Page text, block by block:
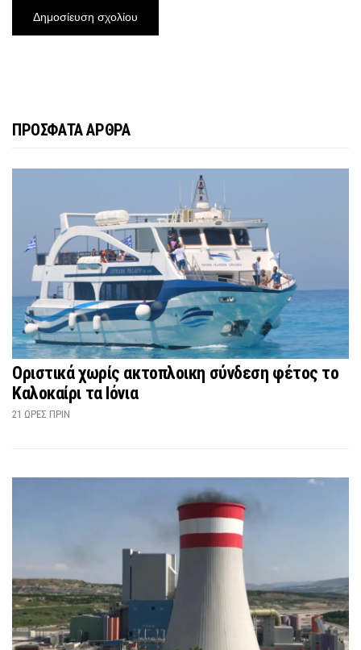
ΠΡΟΣΦΑΤΑ ΑΡΘΡΑ
Οριστικά χωρίς ακτοπλοικη σύνδεση φέτος το
Καλοκαίρι τα Ιόνια
21 ΏΡΕΣ ΠΡΙΝ